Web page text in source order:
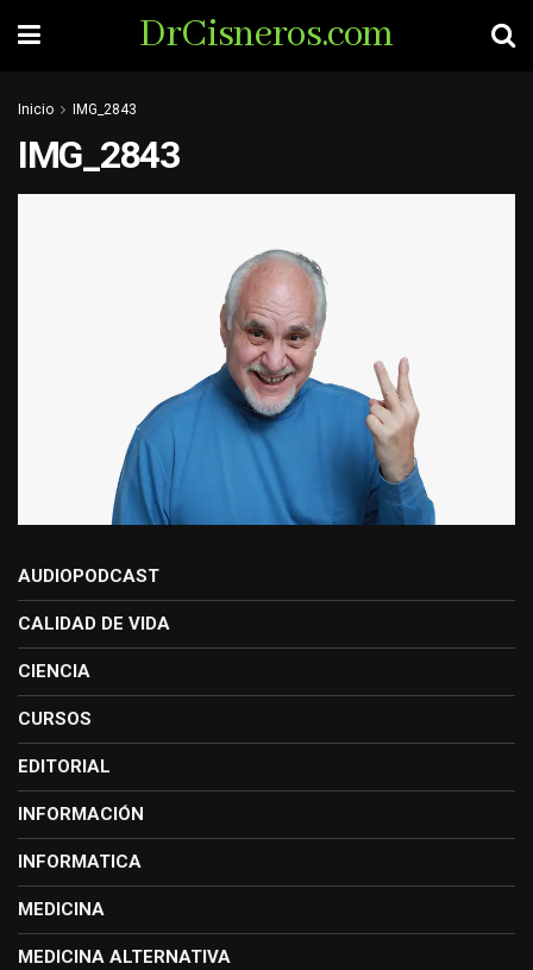
DrCisneros.com
Inicio IMG_2843
IMG_2843
AUDIOPODCAST
CALIDAD DE VIDA
CIENCIA
CURSOS
EDITORIAL
INFORMACIÓN
INFORMATICA
MEDICINA
MEDICINA ALTERNATIVA